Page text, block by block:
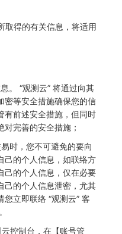
取得的有关信息，将适用
。 “观测云” 将通过向其
密等安全措施确保您的信
有前述安全措施，但同时
完善的安全措施；
时，您不可避免的要向
己的个人信息，如联络方
己的个人信息，仅在必要
己的个人信息泄密，尤其
立即联络 “观测云” 客
控制台，在【账号管